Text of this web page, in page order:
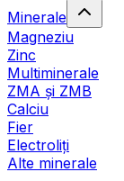
Minerale
Magneziu
Zinc
Multiminerale
ZMA și ZMB
Calciu
Fier
Electroliți
Alte minerale